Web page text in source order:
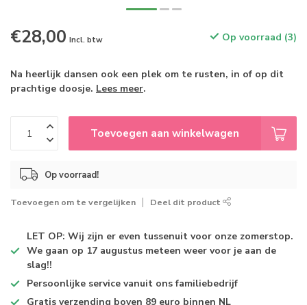
€28,00 Incl. btw Op voorraad (3)
Na heerlijk dansen ook een plek om te rusten, in of op dit
prachtige doosje. Lees meer.
Toevoegen aan winkelwagen
Op voorraad!
Toevoegen om te vergelijken Deel dit product
LET OP: Wij zijn er even tussenuit voor onze zomerstop.
We gaan op 17 augustus meteen weer voor je aan de
slag!!
Persoonlijke service vanuit ons familiebedrijf
Gratis verzending boven 89 euro binnen NL